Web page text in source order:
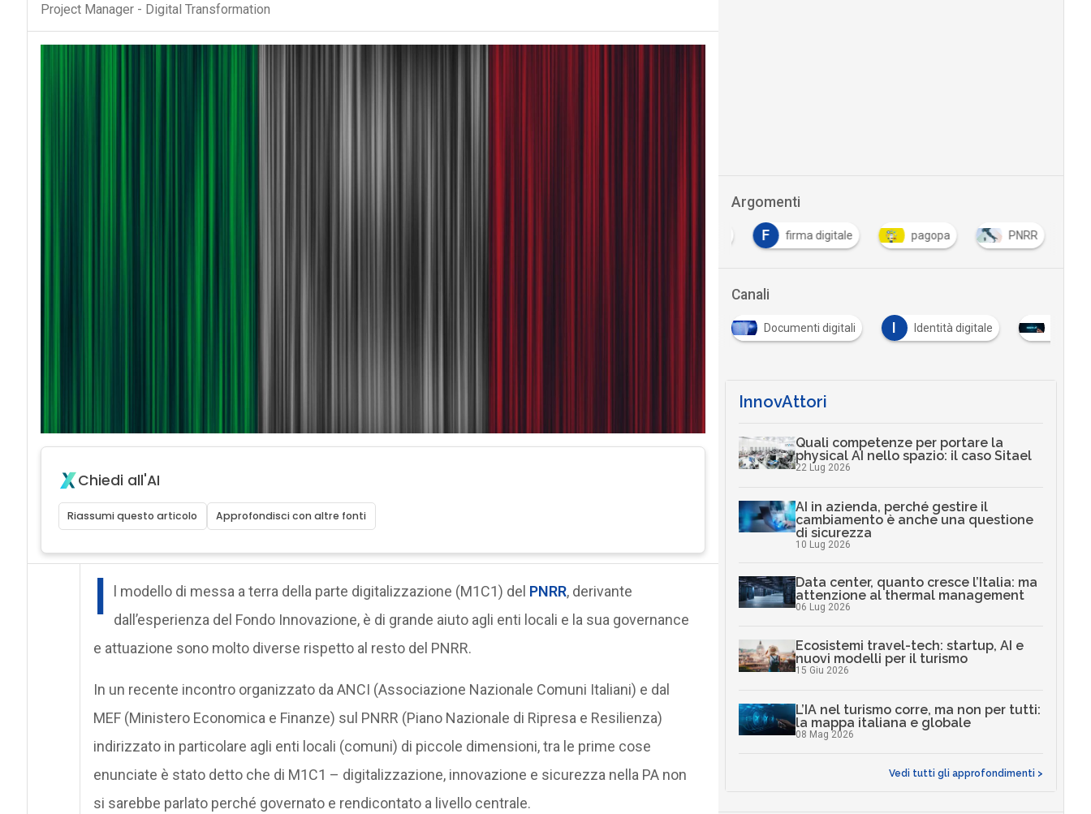
Project Manager - Digital Transformation
Chiedi all'AI
Riassumi questo articolo Approfondisci con altre fonti
I l modello di messa a terra della parte digitalizzazione (M1C1) del PNRR, derivante
dall’esperienza del Fondo Innovazione, è di grande aiuto agli enti locali e la sua governance
e attuazione sono molto diverse rispetto al resto del PNRR.
In un recente incontro organizzato da ANCI (Associazione Nazionale Comuni Italiani) e dal
MEF (Ministero Economica e Finanze) sul PNRR (Piano Nazionale di Ripresa e Resilienza)
indirizzato in particolare agli enti locali (comuni) di piccole dimensioni, tra le prime cose
enunciate è stato detto che di M1C1 – digitalizzazione, innovazione e sicurezza nella PA non
si sarebbe parlato perché governato e rendicontato a livello centrale.
Argomenti
F firma digitale pagopa PNRR
Canali
Documenti digitali Identità digitale
InnovAttori
Quali competenze per portare la
physical AI nello spazio: il caso Sitael
22 Lug 2026
AI in azienda, perché gestire il
cambiamento è anche una questione
di sicurezza
10 Lug 2026
Data center, quanto cresce l’Italia: ma
attenzione al thermal management
06 Lug 2026
Ecosistemi travel-tech: startup, AI e
nuovi modelli per il turismo
15 Giu 2026
L’IA nel turismo corre, ma non per tutti:
la mappa italiana e globale
08 Mag 2026
Vedi tutti gli approfondimenti >